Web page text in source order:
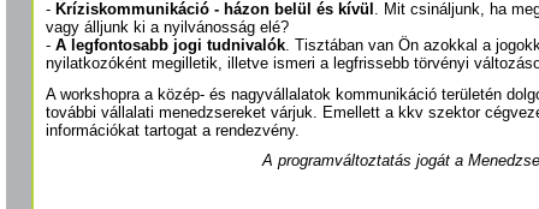
- Kríziskommunikáció - házon belül és kívül . Mit csináljunk, ha
vagy álljunk ki a nyilvánosság elé?
- A legfontosabb jogi tudnivalók. Tisztában van Ön azokkal a
nyilatkozóként megilletik, illetve ismeri a legfrissebb törvényi
A workshopra a közép- és nagyvállalatok kommunikáció területén
további vállalati menedzsereket várjuk. Emellett a kkv szektor
információkat tartogat a rendezvény.
A programváltoztatás jogát a